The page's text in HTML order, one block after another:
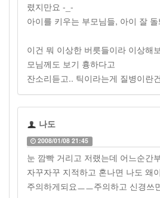
렸지만요 -_-
아이를 키우는 부모님들, 아이 잘
이건 뭐 이상한 버릇들이라 이상해
모님께도 보기 흉하다고
잔소리듣고.. 틱이라는게 질병이란
나도
2008/01/08 21:45
눈 깜빡 거리고 저랬는데 어느순간
자꾸자꾸 지적하고 혼나면 나도 왜
주의하게되요ㅡㅡ주의하고 신경쓰